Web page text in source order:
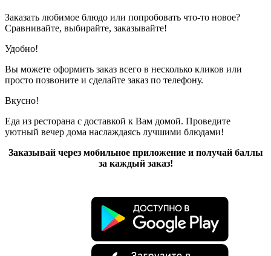
Заказать любимое блюдо или попробовать что-то новое?
Сравнивайте, выбирайте, заказывайте!
Удобно!
Вы можете оформить заказ всего в несколько кликов или
просто позвоните и сделайте заказ по телефону.
Вкусно!
Еда из ресторана с доставкой к Вам домой. Проведите
уютный вечер дома наслаждаясь лучшими блюдами!
Заказывай через мобильное приложение и получай баллы
за каждый заказ!